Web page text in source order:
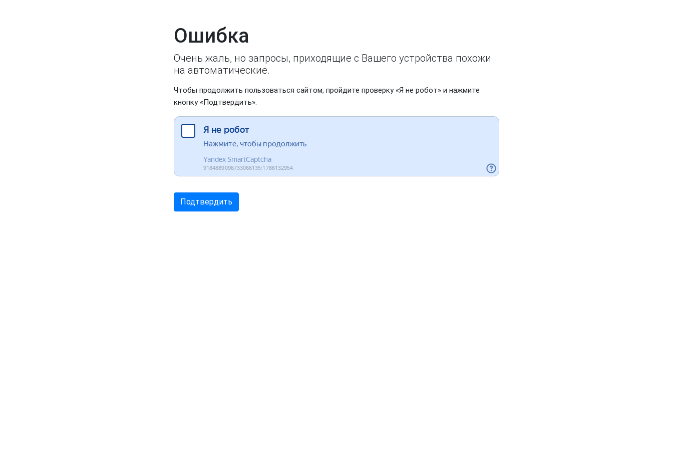
Ошибка
Очень жаль, но запросы, приходящие с Вашего устройства похожи
на автоматические.
Чтобы продолжить пользоваться сайтом, пройдите проверку «Я не робот» и нажмите
кнопку «Подтвердить».